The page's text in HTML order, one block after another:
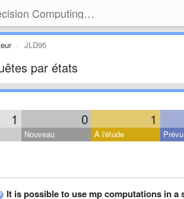
Multiprecision Computing Toolbox for MATLAB
JLD95
par états
1 0 1
Nouveau À l'étude Prévu
It is possible to use mp computations in